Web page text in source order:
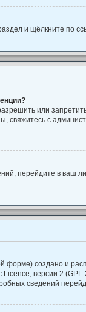
и щёлкните по
или
свяжитесь с
перейдите в ваш
форме) создано и
версии 2
сведений